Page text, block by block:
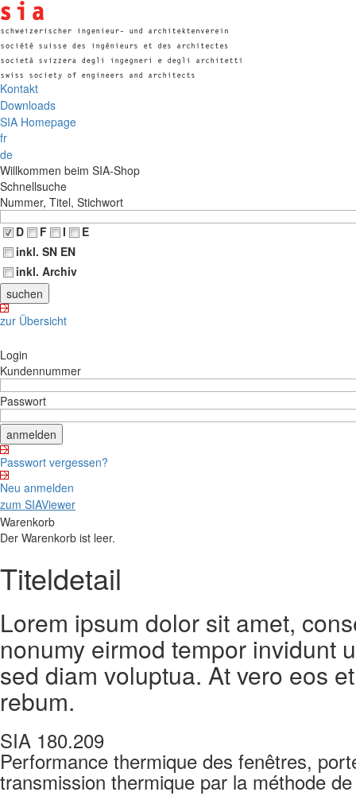
Kontakt
Downloads
SIA Homepage
fr
de
Willkommen beim SIA-Shop
Schnellsuche
Nummer, Titel, Stichwort
D
F I
E
inkl. SN EN
inkl. Archiv
zur Übersicht
Login
Kundennummer
Passwort
Passwort vergessen?
Neu anmelden
zum SIAViewer
Warenkorb
Der Warenkorb ist leer.
Titeldetail
Lorem ipsum dolor sit amet,
nonumy eirmod tempor invidunt
sed diam voluptua. At vero eos
rebum.
SIA 180.209
Performance thermique des fenêtres,
transmission thermique par la méthode